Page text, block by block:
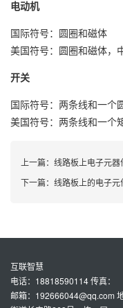
电动机
国际符号：圆圈和磁体
美国符号：圆圈和磁体，
开关
国际符号：两条线和一个
美国符号：两条线和一个
上一篇： 线路板上电子元器
下一篇： 线路板上的电子元
互联智慧
电话：18818590114 传真：
邮箱：192666044@qq.com